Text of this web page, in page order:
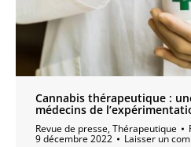
Cannabis thérapeutique :
médecins de
Revue de presse,Thérapeutique
9 décembre 2022 Laisser un